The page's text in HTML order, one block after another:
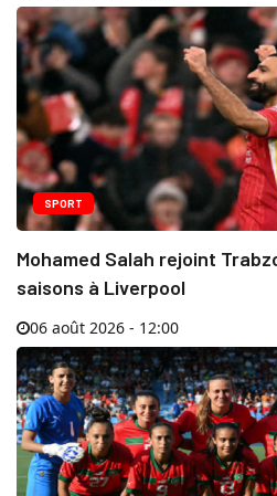
SPORT
Mohamed Salah rejoint
saisons à Liverpool
06 août 2026 - 12:00